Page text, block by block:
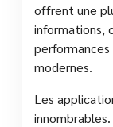
offrent une
informations,
modernes.
Les